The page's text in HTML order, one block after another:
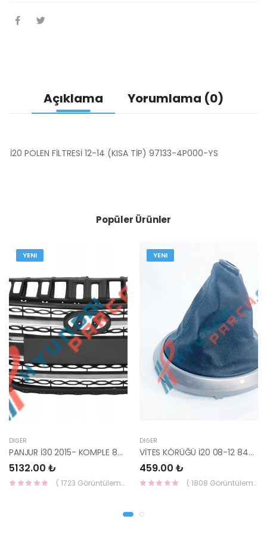
Açıklama Yorumlama (0)
İ20 POLEN FİLTRESİ 12-14 (KISA TİP) 97133-4P000-YS
Popüler Ürünler
YENI
DIĞER
PANJUR İ30 2015- KOMPLE 86350-A6800-YS
5132.00 ₺
( 1723 Görüntüleme )
YENI
DIĞER
VİTES KÖRÜĞÜ İ20 08-12 84640-1J000-YS
459.00 ₺
( 1808 Görüntüleme )